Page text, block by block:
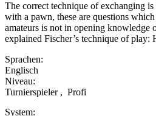
The correct technique of exchanging
with a pawn, these are questions
amateurs is not in opening knowledge
explained Fischer’s technique of play:
Sprachen:
Englisch
Niveau:
Turnierspieler , Profi
System: